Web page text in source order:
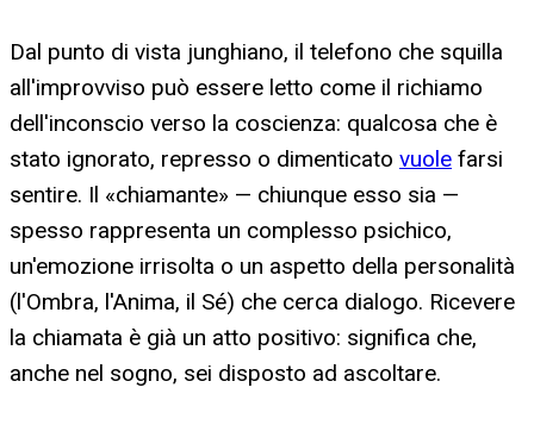
Dal punto di vista junghiano, il telefono che squilla
all'improvviso può essere letto come il richiamo
dell'inconscio verso la coscienza: qualcosa che è
stato ignorato, represso o dimenticato vuole farsi
sentire. Il «chiamante» — chiunque esso sia —
spesso rappresenta un complesso psichico,
un'emozione irrisolta o un aspetto della personalità
(l'Ombra, l'Anima, il Sé) che cerca dialogo. Ricevere
la chiamata è già un atto positivo: significa che,
anche nel sogno, sei disposto ad ascoltare.